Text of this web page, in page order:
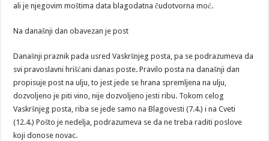
ali je njegovim moštima data blagodatna čudotvorna moć.
Na današnji dan obavezan je post
Današnji praznik pada usred Vaskršnjeg posta, pa se podrazumeva da
svi pravoslavni hrišćani danas poste. Pravilo posta na današnji dan
propisuje post na ulju, to jest jede se hrana spremljena na ulju,
dozvoljeno je piti vino, nije dozvoljeno jesti ribu. Tokom celog
Vaskršnjeg posta, riba se jede samo na Blagovesti (7.4.) i na Cveti
(12.4.) Pošto je nedelja, podrazumeva se da ne treba raditi poslove
koji donose novac.